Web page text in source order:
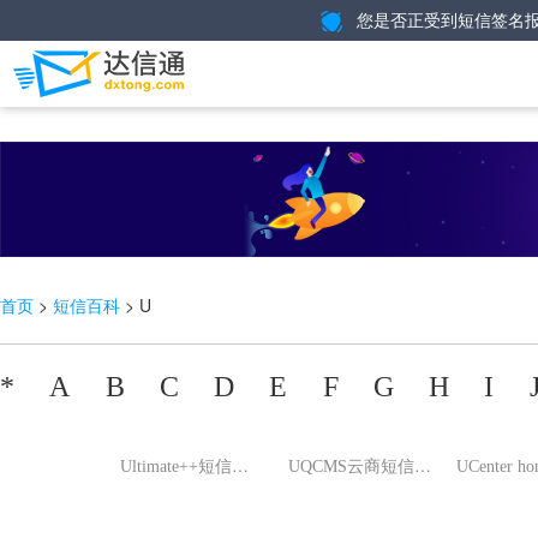
您是否正受到短信签名
首页 > 短信百科 > U
* A B C D E F G H I
U
ltimate++短信验证码开发 U
QCMS云商短信开发